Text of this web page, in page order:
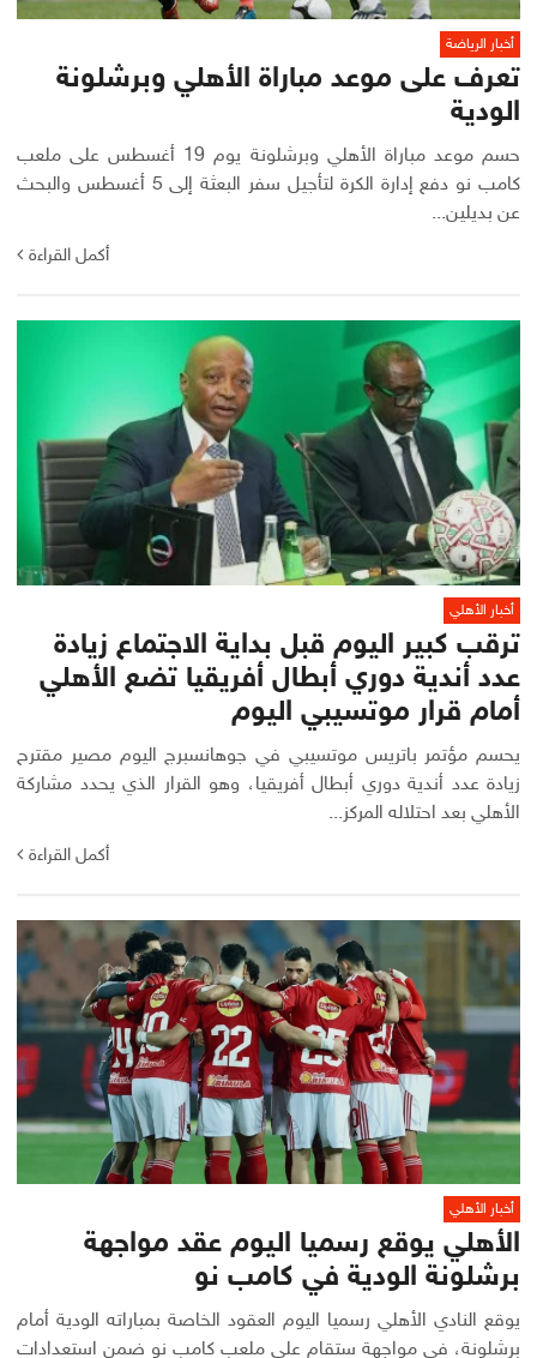
أخبار الرياضة
تعرف على موعد مباراة الأهلي وبرشلونة
الودية
حسم موعد مباراة الأهلي وبرشلونة يوم 19 أغسطس على ملعب
كامب نو دفع إدارة الكرة لتأجيل سفر البعثة إلى 5 أغسطس والبحث
عن بديلين...
أكمل القراءة
أخبار الأهلي
ترقب كبير اليوم قبل بداية الاجتماع زيادة
عدد أندية دوري أبطال أفريقيا تضع الأهلي
أمام قرار موتسيبي اليوم
يحسم مؤتمر باتريس موتسيبي في جوهانسبرج اليوم مصير مقترح
زيادة عدد أندية دوري أبطال أفريقيا، وهو القرار الذي يحدد مشاركة
الأهلي بعد احتلاله المركز...
أكمل القراءة
أخبار الأهلي
الأهلي يوقع رسميا اليوم عقد مواجهة
برشلونة الودية في كامب نو
يوقع النادي الأهلي رسميا اليوم العقود الخاصة بمباراته الودية أمام
برشلونة، في مواجهة ستقام على ملعب كامب نو ضمن استعدادات